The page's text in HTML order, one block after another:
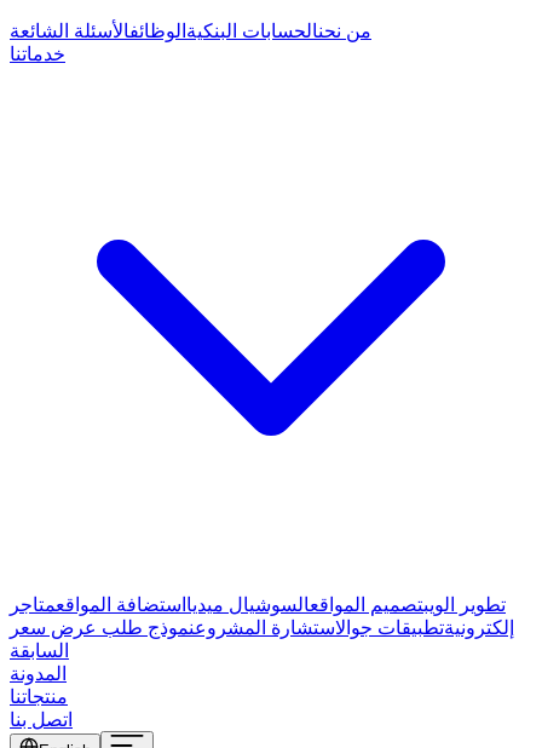
من نحنالحسابات البنكية الوظائفالأسئلة الشائعة
خدماتنا
تطوير الويبتصميم المواقعالسوشيال ميديا استضافة المواقعمتاجر
إلكترونيةتطبيقات جوالاستشارة المشروعنموذج طلب عرض سعر
السابقة
المدونة
منتجاتنا
اتصل بنا